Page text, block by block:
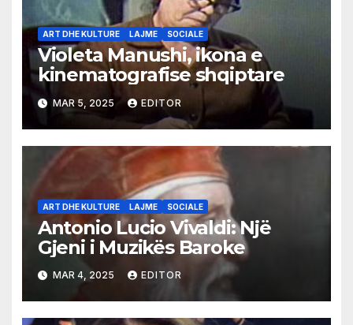
ART DHE KULTURE LAJME SOCIALE
Violeta Manushi, ikona e
kinematografise shqiptare
MAR 5, 2025 EDITOR
ART DHE KULTURE LAJME SOCIALE
Antonio Lucio Vivaldi: Një
Gjeni i Muzikës Baroke
MAR 4, 2025 EDITOR